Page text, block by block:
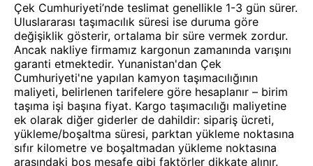
Çek Cumhuriyeti’nde teslimat genellikle 1-3 gün sürer.
Uluslararası taşımacılık süresi ise duruma göre
değişiklik gösterir, ortalama bir süre vermek zordur.
Ancak nakliye firmamız kargonun zamanında varışını
garanti etmektedir. Yunanistan'dan Çek
Cumhuriyeti'ne yapılan kamyon taşımacılığının
maliyeti, belirlenen tarifelere göre hesaplanır – birim
taşıma işi başına fiyat. Kargo taşımacılığı maliyetine
ek olarak diğer giderler de dahildir: sipariş ücreti,
yükleme/boşaltma süresi, parktan yükleme noktasına
sıfır kilometre ve boşaltmadan yükleme noktasına
arasındaki boş mesafe gibi faktörler dikkate alınır.